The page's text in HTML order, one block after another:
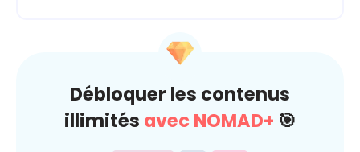
Débloquer les contenus
illimités avec NOMAD+ 🎯